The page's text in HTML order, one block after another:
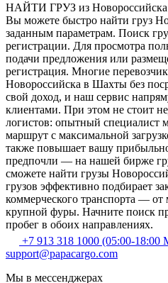
НАЙТИ ГРУЗ из
Вы можете быстро найти груз
заданным параметрам. Поиск
регистрации. Для просмотра
подачи предложения или
регистрация. Многие
Новороссийска в Шахты без
свой доход, и наш сервис
клиентами. При этом не стоит
логистов: опытный специалист
маршрут с максимальной
также повышает вашу
предпочли — на нашей бирже
сможете найти грузы
грузов эффективно подбирает
коммерческого транспорта — от
крупной фуры. Начните поиск
пробег в обоих направлениях.
+7 913 318 1000 (05:00-
support@papacargo.com
Мы в мессенджерах